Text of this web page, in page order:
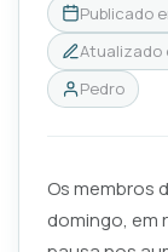
Publicado
Atualizado
Pedro
Os membros
domingo, em